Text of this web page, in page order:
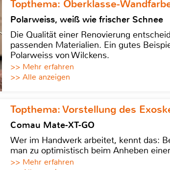
Topthema: Oberklasse-
Polarweiss, weiß wie frischer Schnee
Die Qualität einer Renovierung
passenden Materialien. Ein gutes
Polarweiss von Wilckens.
>> Mehr erfahren
>> Alle anzeigen
Topthema: Vorstellung des
Comau Mate-XT-GO
Wer im Handwerk arbeitet, kennt das:
man zu optimistisch beim Anheben
>> Mehr erfahren